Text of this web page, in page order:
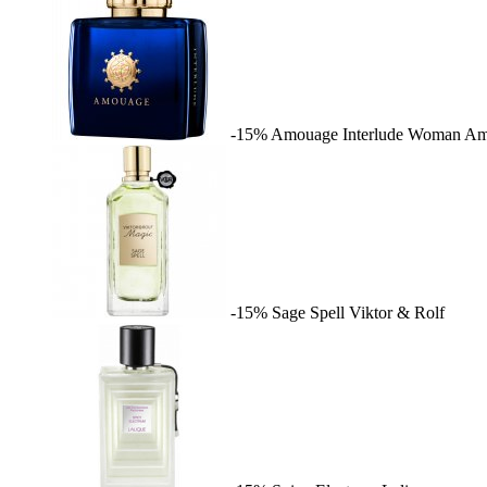
-15% Amouage Interlude Woman
-15% Sage Spell Viktor & Rolf